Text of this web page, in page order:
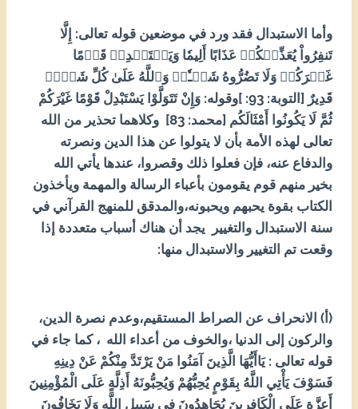
وأما الاستبدال فقد ورد في موضعين قوله تعالى: إِلَّا
تَنفِرُواْ يُعَذِّبۡكُمۡ عَذَابًا أَلِيمٗا وَيَسۡتَبۡدِلۡ قَوۡمًا
غَيۡرَكُمۡ وَلَا تَضُرُّوهُ شَيۡـٔٗاۗ وَٱللَّهُ عَلَىٰ كُلِّ شَيۡءٖ
قَدِيرٌ [التوبة: 39: ]وقوله: وَإِنْ تَتَوَلَّوْا يَسْتَبْدِلْ قَوْمًا غَيْرَكُمْ
ثُمَّ لَا يَكُونُوا أَمْثَالَكُم [محمد: 38] وكلاهما تحذير من الله
تعالى لهذه الأمة بأن لا يتولوا عن هذا الدين ونصرته
والدفاع عنه، فإن فعلوا ذلك وقصروا، عندها يأتي الله
بخير منهم قوم يقومون بأعباء الرسالة والمهمة ويأخذون
الكتاب بقوة يحبهم ويحبونه،والمدقق للمنهج القرآني في
سنة الاستبدال والتغيير يجد أن هناك أسباب متعددة إذا
وقعت تم التغيير والاستبدال منها:
(أ) الانحراف عن الصراط المستقيم،وعدم نصرة الدين،
والركون إلى الدنيا ،والخوف من أعداء الله ، كما جاء في
قوله تعالى : يَاأَيُّهَا الَّذِينَ آمَنُوا مَنْ يَرْتَدَّ مِنْكُمْ عَنْ دِينِهِ
فَسَوْفَ يَأْتِي اللَّهُ بِقَوْمٍ يُحِبُّهُمْ وَيُحِبُّونَهُ أَذِلَّةٍ عَلَى الْمُؤْمِنِينَ
أَعِزَّةٍ عَلَى الْكَافِرِينَ يُجَاهِدُونَ فِي سَبِيلِ اللَّهِ وَلَا يَخَافُونَ